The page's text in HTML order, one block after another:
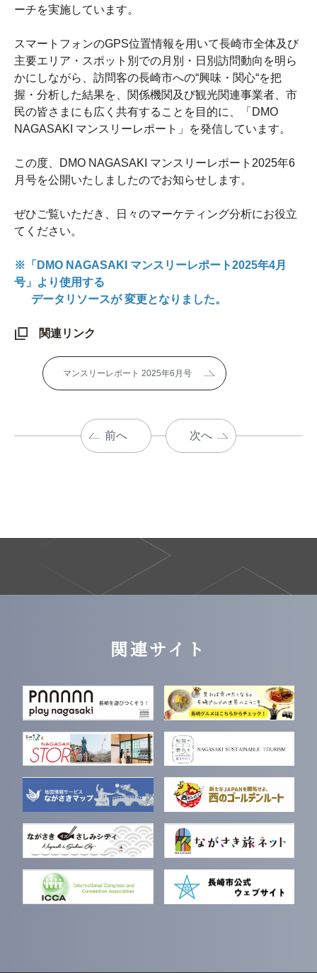
ーチを実施しています。
スマートフォンのGPS位置情報を用いて長崎市全体及び
主要エリア・スポット別での月別・日別訪問動向を明ら
かにしながら、訪問客の長崎市への“興味・関心“を把
握・分析した結果を、関係機関及び観光関連事業者、市
民の皆さまにも広く共有することを目的に、「DMO
NAGASAKI マンスリーレポート」を発信しています。
この度、DMO NAGASAKI マンスリーレポート2025年6
月号を公開いたしましたのでお知らせします。
ぜひご覧いただき、日々のマーケティング分析にお役立
てください。
※「DMO NAGASAKI マンスリーレポート2025年4月
号」より使用する
データリソースが 変更となりました。
関連リンク
マンスリーレポート 2025年6月号
前へ 次へ
関連サイト